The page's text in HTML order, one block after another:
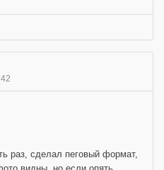
раз, сделал пеговый формат,